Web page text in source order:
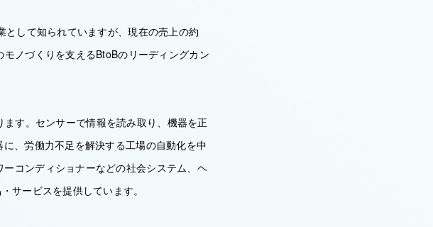
して知られていますが、現在の売上の約
ノづくりを支えるBtoBのリーディングカン
す。センサーで情報を読み取り、機器を正
、労働力不足を解決する工場の自動化を中
コンディショナーなどの社会システム、ヘ
サービスを提供しています。